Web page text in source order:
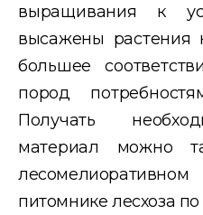
выращивания к
высажены растения
большее
пород
Получать
материал можно
питомнике лесхоза по